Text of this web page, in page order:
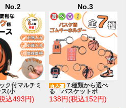
No.2
ク付マルチミ
(小
込493円)
No.3
７種類から選べ
る バスケットボ
138円(税込152円)